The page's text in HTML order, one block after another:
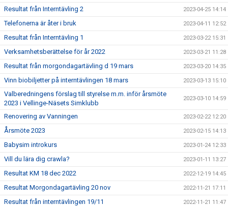
Resultat från Interntävling 2 2023-04-25 14:14
Telefonerna är åter i bruk 2023-04-11 12:52
Resultat från Interntävling 1 2023-03-22 15:31
Verksamhetsberättelse för år 2022 2023-03-21 11:28
Resultat från morgondagartävling d 19 mars 2023-03-20 14:35
Vinn biobiljetter på interntävlingen 18 mars 2023-03-13 15:10
Valberedningens förslag till styrelse m.m. inför årsmöte
2023 i Vellinge-Näsets Simklubb
2023-03-10 14:59
Renovering av Vanningen 2023-02-22 12:20
Årsmöte 2023 2023-02-15 14:13
Babysim introkurs 2023-01-24 12:33
Vill du lära dig crawla? 2023-01-11 13:27
Resultat KM 18 dec 2022 2022-12-19 14:45
Resultat Morgondagartävling 20 nov 2022-11-21 17:11
Resultat från interntävlingen 19/11 2022-11-21 11:47